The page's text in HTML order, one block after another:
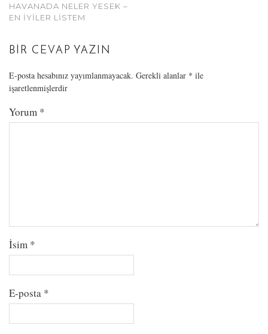
HAVANADA NELER YESEK –
EN İYILER LISTEM
BIR CEVAP YAZIN
E-posta hesabınız yayımlanmayacak. Gerekli alanlar * ile
işaretlenmişlerdir
Yorum *
İsim *
E-posta *